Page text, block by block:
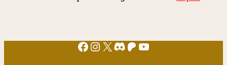
Facebook
Instagram
X Discord
Patreon
YouTube